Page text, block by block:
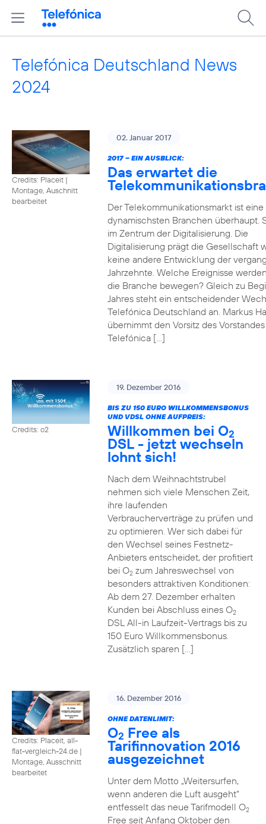
Telefónica Deutschland News
2024
Credits: Placeit |
Montage, Auschnitt
bearbeitet
02. Januar 2017
2017 – EIN AUSBLICK:
Das erwartet die
Der Telekommunikationsmarkt ist eine
dynamischsten Branchen überhaupt.
im Zentrum der Digitalisierung. Die
Digitalisierung prägt die Gesellschaft
keine andere Entwicklung der
Jahrzehnte. Welche Ereignisse
die Branche bewegen? Gleich zu
Jahres steht ein entscheidender
Telefónica Deutschland an. Markus
übernimmt den Vorsitz des
Telefónica […]
Credits: o2
19. Dezember 2016
BIS ZU 150 EURO WILLKOMMENSBONUS
UND VDSL OHNE AUFPREIS:
Willkommen bei O2
DSL - jetzt wechseln
lohnt sich!
Nach dem Weihnachtstrubel
nehmen sich viele Menschen Zeit,
ihre laufenden
Verbraucherverträge zu prüfen und
zu optimieren. Wer sich dabei für
den Wechsel seines Festnetz-
Anbieters entscheidet, der profitiert
bei O2zum Jahreswechsel von
besonders attraktiven Konditionen:
Ab dem 27. Dezember erhalten
Kunden bei Abschluss eines O2
DSL All-in Laufzeit-Vertrags bis zu
150 Euro Willkommensbonus.
Zusätzlich sparen […]
Credits: Placeit, all-
flat-vergleich-24.de |
Montage, Ausschnitt
bearbeitet
16. Dezember 2016
OHNE DATENLIMIT:
O2 Free als
Tarifinnovation 2016
ausgezeichnet
Unter dem Motto „Weitersurfen,
wenn anderen die Luft ausgeht“
entfesselt das neue Tarifmodell O2
Free seit Anfang Oktober den